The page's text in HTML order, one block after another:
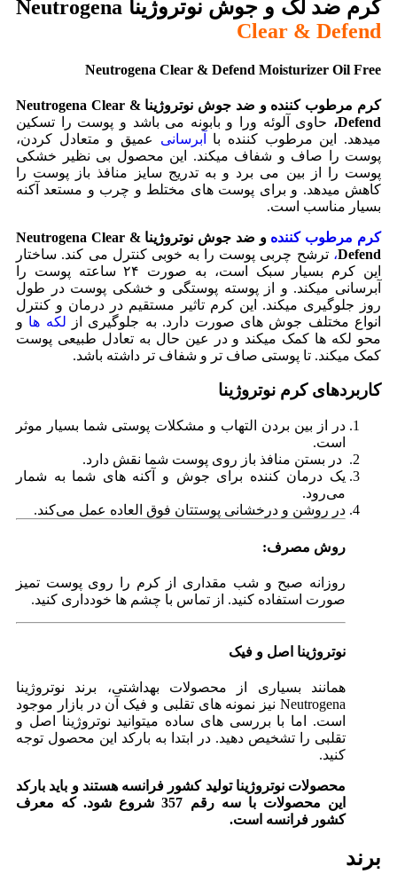
کرم ضد لک و جوش نوتروژینا Neutrogena
Clear & Defend
Neutrogena Clear & Defend Moisturizer Oil Free
کرم مرطوب کننده و ضد جوش نوتروژینا Neutrogena Clear &
Defend،
حاوی آلوئه ورا و بابونه می باشد و پوست را تسکین
میدهد. این مرطوب کننده با آبرسانی عمیق و متعادل کردن،
پوست را صاف و شفاف میکند. این محصول بی نظیر خشکی
پوست را از بین می برد و به تدریج سایز منافذ باز پوست را
کاهش میدهد. و برای پوست های مختلط و چرب و مستعد آکنه
بسیار مناسب است.
کرم مرطوب کننده
و ضد جوش نوتروژینا Neutrogena Clear &
Defend، ترشح چربی پوست را به خوبی کنترل می کند. ساختار
این کرم بسیار سبک است، به صورت ۲۴ ساعته پوست را
آبرسانی میکند. و از پوسته پوستگی و خشکی پوست در طول
روز جلوگیری میکند. این کرم تاثیر مستقیم در درمان و کنترل
انواع مختلف جوش های صورت دارد. به جلوگیری از لکه ها و
محو لکه ها کمک میکند و در عین حال به تعادل طبیعی پوست
کمک میکند. تا پوستی صاف تر و شفاف تر داشته باشد.
کاربردهای کرم نوتروژینا
در از بین بردن التهاب و مشکلات پوستی شما بسیار موثر
است.
در بستن منافذ باز روی پوست شما نقش دارد.
یک درمان کننده برای جوش و آکنه های شما به شمار
می‌رود.
در روشن و درخشانی پوستتان فوق العاده عمل می‌کند.
روش مصرف:
روزانه صبح و شب مقداری از کرم را روی پوست تمیز
صورت استفاده کنید. از تماس با چشم ها خودداری کنید.
نوتروژینا اصل و فیک
همانند بسیاری از محصولات بهداشتی، برند نوتروژینا
Neutrogena نیز نمونه های تقلبی و فیک آن در بازار موجود
است. اما با بررسی های ساده میتوانید نوتروژینا اصل و
تقلبی را تشخیص دهید. در ابتدا به بارکد این محصول توجه
کنید.
محصولات نوتروژینا تولید کشور فرانسه هستند و باید بارکد
این محصولات با سه رقم 357 شروع شود. که معرف
کشور فرانسه است.
برند